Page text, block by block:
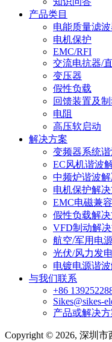
产品类目
电能质量滤
电机保护
EMC/RFI
交流电抗器/
变压器
假性负载
回馈装置及
电阻
高压软启动
解决方案
变频器系统
EC风机谐波
中频炉谐波
电机保护解
EMC电磁兼
假性负载解
VFD制动解
航空/军用电
光伏/风力发
电镀电源谐
与我们联系
+86
Sikes@sikes-
产品或解决
Copyright © 2026, 深圳